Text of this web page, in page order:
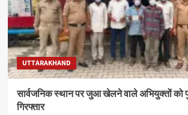
UTTARAKHAND
सार्वजनिक स्थान पर जुआ खेलने वाले अभियुक्तों को
गिरफ्तार